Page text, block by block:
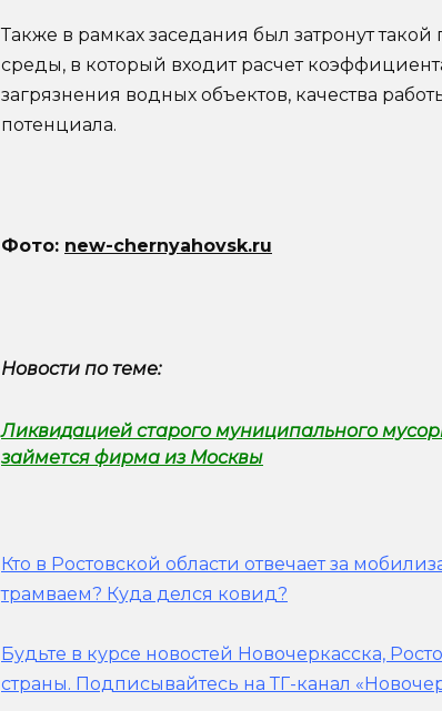
Также в рамках заседания был затронут
среды, в который входит расчет
загрязнения водных объектов, качества
потенциала.
Фото: new-chernyahovsk.ru
Новости по теме:
Ликвидацией старого муниципального
займется фирма из Москвы
Кто в Ростовской области отвечает за
трамваем? Куда делся ковид?
Будьте в курсе новостей Новочеркасска,
страны. Подписывайтесь на ТГ-канал